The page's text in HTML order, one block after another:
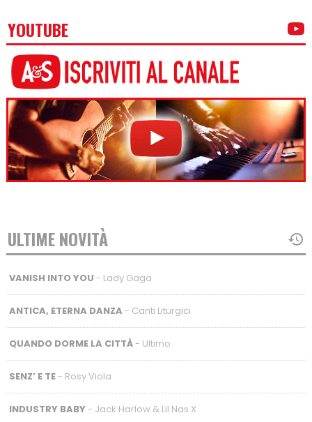
YOUTUBE
ULTIME NOVITÀ
VANISH INTO YOU - Lady Gaga
ANTICA, ETERNA DANZA - Canti Liturgici
QUANDO DORME LA CITTÀ- Ultimo
SENZ’ E TE- Rosy Viola
INDUSTRY BABY - Jack Harlow & Lil Nas X